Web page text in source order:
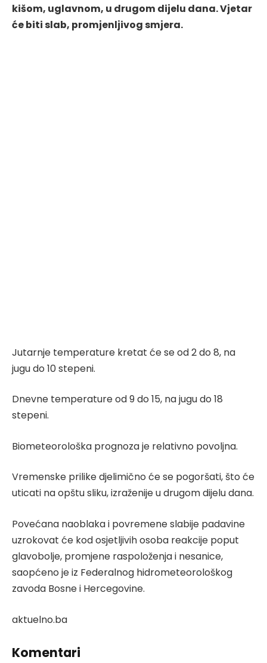
kišom, uglavnom, u drugom dijelu dana. Vjetar
će biti slab, promjenljivog smjera.
Jutarnje temperature kretat će se od 2 do 8, na
jugu do 10 stepeni.
Dnevne temperature od 9 do 15, na jugu do 18
stepeni.
Biometeorološka prognoza je relativno povoljna.
Vremenske prilike djelimično će se pogoršati, što će
uticati na opštu sliku, izraženije u drugom dijelu dana.
Povećana naoblaka i povremene slabije padavine
uzrokovat će kod osjetljivih osoba reakcije poput
glavobolje, promjene raspoloženja i nesanice,
saopćeno je iz Federalnog hidrometeorološkog
zavoda Bosne i Hercegovine.
aktuelno.ba
Komentari